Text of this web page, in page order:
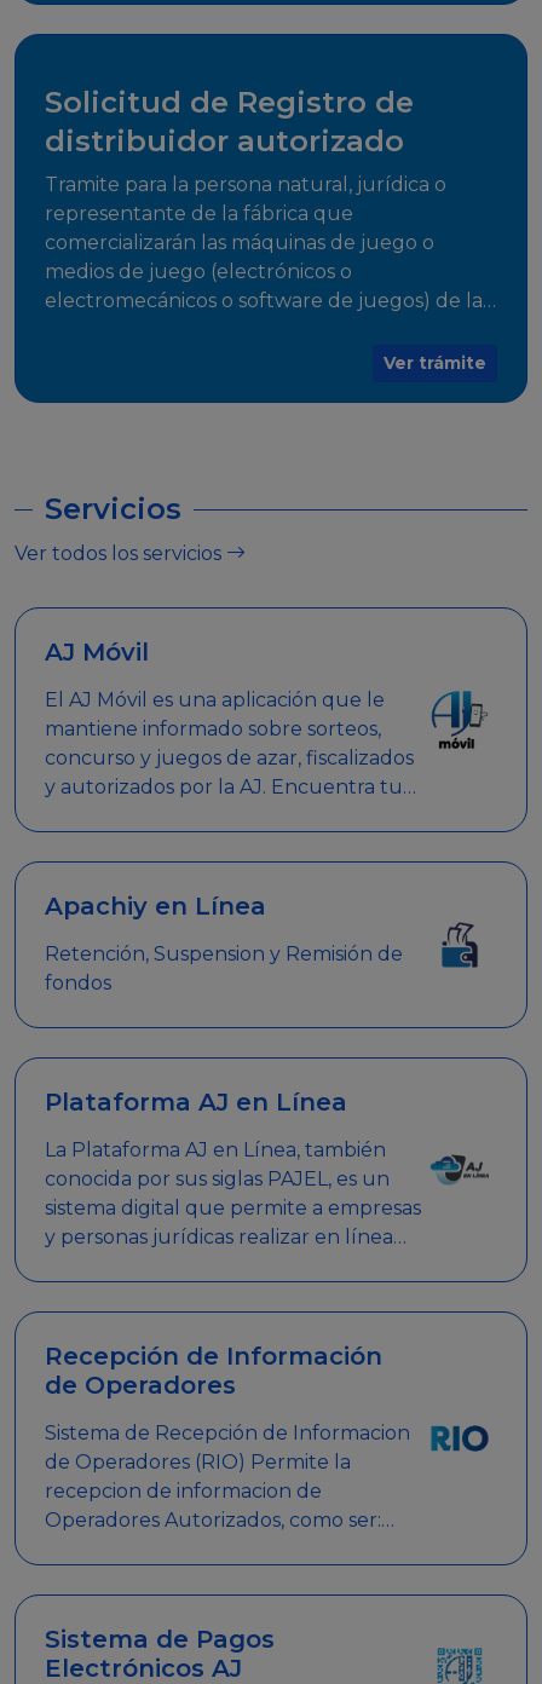
Solicitud de Registro de
distribuidor autorizado
Tramite para la persona natural, jurídica o
representante de la fábrica que
comercializarán las máquinas de juego o
medios de juego (electrónicos o
electromecánicos o software de juegos) de las
Ver trámite
Servicios
Ver todos los servicios
AJ Móvil
El AJ Móvil es una aplicación que le
mantiene informado sobre sorteos,
concurso y juegos de azar, fiscalizados
y autorizados por la AJ. Encuentra tus
clave.
Apachiy en Línea
Retención, Suspension y Remisión de
fondos
Plataforma AJ en Línea
La Plataforma AJ en Línea, también
conocida por sus siglas PAJEL, es un
sistema digital que permite a empresas
y personas jurídicas realizar en línea
Recepción de Información
de Operadores
Sistema de Recepción de Informacion
de Operadores (RIO) Permite la
recepcion de informacion de
Operadores Autorizados, como ser:
Sistema de Pagos
Electrónicos AJ